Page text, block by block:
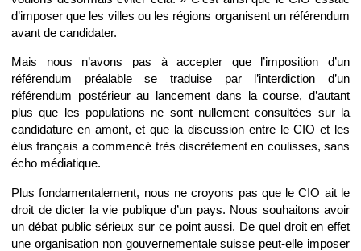
d’imposer que les villes ou les régions organisent un référendum
avant de candidater.
Mais nous n’avons pas à accepter que l’imposition d’un
référendum préalable se traduise par l’interdiction d’un
référendum postérieur au lancement dans la course, d’autant
plus que les populations ne sont nullement consultées sur la
candidature en amont, et que la discussion entre le CIO et les
élus français a commencé très discrètement en coulisses, sans
écho médiatique.
Plus fondamentalement, nous ne croyons pas que le CIO ait le
droit de dicter la vie publique d’un pays. Nous souhaitons avoir
un débat public sérieux sur ce point aussi. De quel droit en effet
une organisation non gouvernementale suisse peut-elle imposer